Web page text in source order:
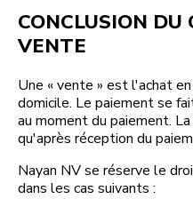
CONCLUSION DU
VENTE
Une « vente » est l'achat
domicile. Le paiement se
au moment du paiement.
qu'après réception du
Nayan NV se réserve le
dans les cas suivants :